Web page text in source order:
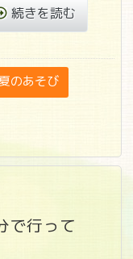
続きを読む
夏のあそび
で行って